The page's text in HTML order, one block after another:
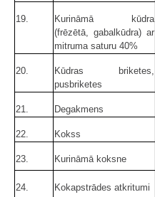
19.
Kurināmā kūdra
(frēzētā, gabalkūdra) ar
mitruma saturu 40%
20.
Kūdras briketes,
pusbriketes
21. Degakmens
22. Kokss
23. Kurināmā koksne
24. Kokapstrādes atkritumi